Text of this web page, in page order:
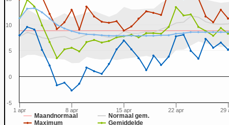
Maandnormaal
Normaal gem.
Maximum
Gemiddelde
1 apr 8 apr 15 apr 22 apr 29
-5
0
5
10